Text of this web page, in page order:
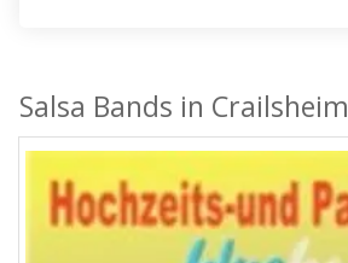
Salsa Bands in Crailsheim